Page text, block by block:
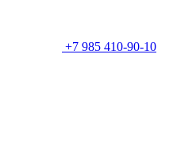
+7 985 410-90-10